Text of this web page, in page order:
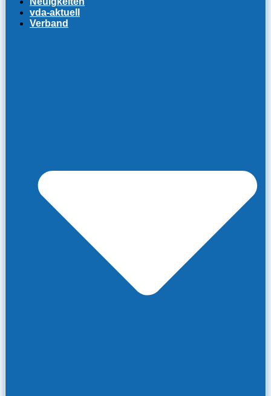
vda-aktuell
Verband